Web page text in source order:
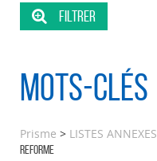
Mots-clés
Prisme > LISTES ANNEXES
REFORME